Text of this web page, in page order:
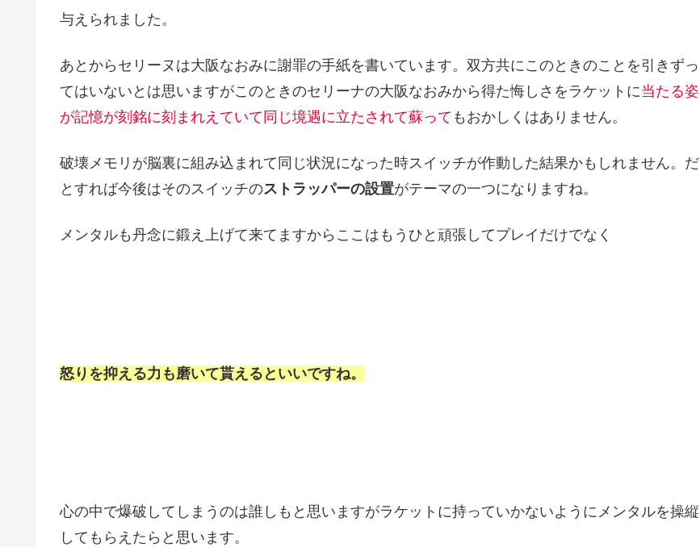
与えられました。
あとからセリーヌは大阪なおみに謝罪の手紙を書いています。双方共にこのときのことを引きずっ
てはいないとは思いますがこのときのセリーナの大阪なおみから得た悔しさをラケットに当たる姿
が記憶が刻銘に刻まれえていて同じ境遇に立たされて蘇って もおかしくはありません。
破壊メモリが脳裏に組み込まれて同じ状況になった時スイッチが作動した結果かもしれません。だ
とすれば今後はそのスイッチのストラッパーの設置がテーマの一つになりますね。
メンタルも丹念に鍛え上げて来てますからここはもうひと頑張してプレイだけでなく
怒りを抑える力も磨いて貰えるといいですね。
心の中で爆破してしまうのは誰しもと思いますがラケットに持っていかないようにメンタルを操縦
してもらえたらと思います。